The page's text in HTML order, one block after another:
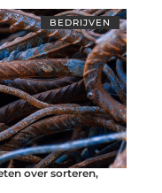
BEDRIJVEN
over sorteren,